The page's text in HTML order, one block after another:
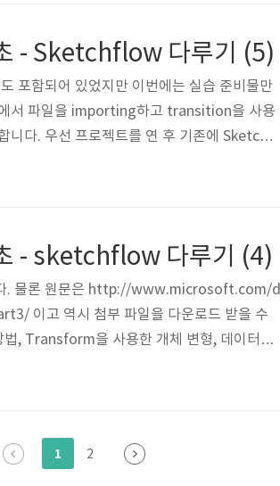
- Sketchflow 다루기 (5)
포함되어 있었지만 이번에는 실습 준비물만
서 파일을 importing하고 transition을 사용
니다. 우선 프로젝트를 연 후 기존에 Sketchfl
선택합니다.그리고 Assets에서 Pivot con
- sketchflow 다루기 (4)
다. 물론 원문은 http://www.microsoft.com/d
이고 역시 첨부 파일을 다운로드 받을 수
법, Transform을 사용한 개체 변형, 데이터를
니다. 우선 압축을 푸시고 Lesson3_Start 관
여기서 우리가 ..
1 2